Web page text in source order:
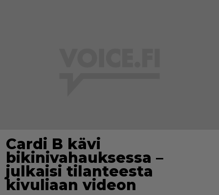
Cardi B kävi
bikinivahauksessa –
julkaisi tilanteesta
kivuliaan videon